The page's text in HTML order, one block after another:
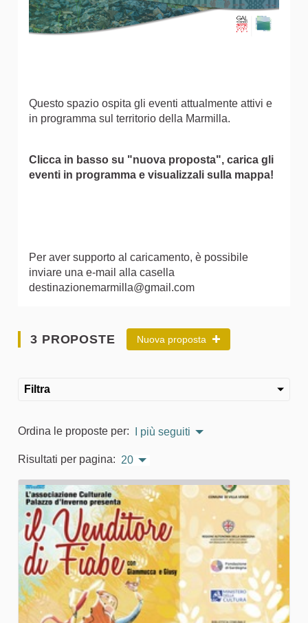
Questo spazio ospita gli eventi attualmente attivi e
in programma sul territorio della Marmilla.
Clicca in basso su "nuova proposta", carica gli
eventi in programma e visualizzali sulla mappa!
Per aver supporto al caricamento, è possibile
inviare una e-mail alla casella
destinazionemarmilla@gmail.com
3 PROPOSTE Nuova proposta
Filtra
Ordina le proposte per: I più seguiti
Risultati per pagina: 20